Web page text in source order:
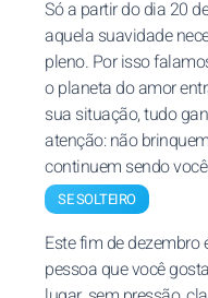
Só a partir do dia 20
aquela suavidade
pleno. Por isso
o planeta do amor
sua situação, tudo
atenção: não
continuem sendo
SE SOLTEIRO
Este fim de
pessoa que você